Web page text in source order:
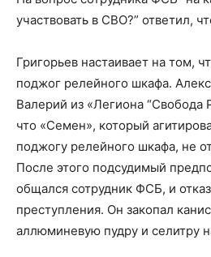
участвовать в СВО?” ответил,
Григорьев настаивает на том,
поджог релейного шкафа.
Валерий из «Легиона “Свобода
что «Семен», который
поджогу релейного шкафа, не
После этого подсудимый
общался сотрудник ФСБ, и
преступления. Он закопал
аллюминевую пудру и селитру